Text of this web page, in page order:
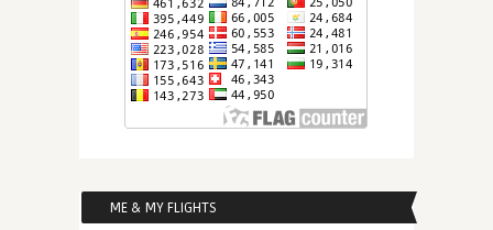
ME & MY FLIGHTS